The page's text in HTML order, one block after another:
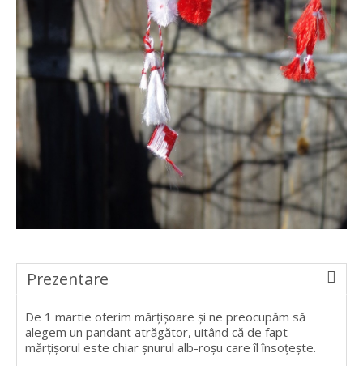
Prezentare
De 1 martie oferim mărțișoare și ne preocupăm să
alegem un pandant atrăgător, uitând că de fapt
mărțișorul este chiar șnurul alb-roșu care îl însoțește.